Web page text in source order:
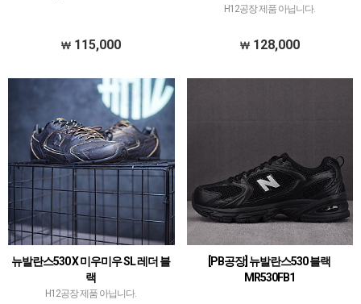
115,000
H12공장 제품 아닙니다.
128,000
뉴발란스530 X 미우미우 SL 레더 블
랙
H12공장 제품 아닙니다.
[PB공장] 뉴발란스530 블랙
MR530FB1